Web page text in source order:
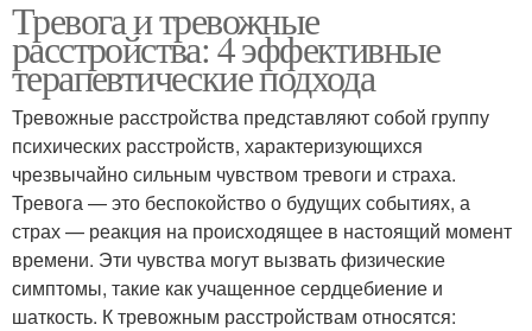
Тревога и тревожные
расстройства: 4 эффективные
терапевтические подхода
Тревожные расстройства представляют собой группу
психических расстройств, характеризующихся
чрезвычайно сильным чувством тревоги и страха.
Тревога — это беспокойство о будущих событиях, а
страх — реакция на происходящее в настоящий момент
времени. Эти чувства могут вызвать физические
симптомы, такие как учащенное сердцебиение и
шаткость. К тревожным расстройствам относятся: